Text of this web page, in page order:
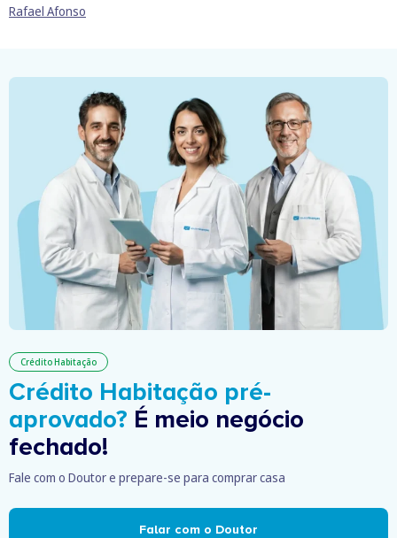
Rafael Afonso
Crédito Habitação
Crédito Habitação pré-
aprovado? É meio negócio
fechado!
Fale com o Doutor e prepare-se para comprar casa
Falar com o Doutor